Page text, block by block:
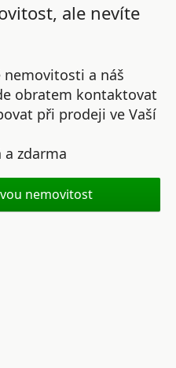
ale nevíte
a náš
obratem kontaktovat
při prodeji ve Vaší
a zdarma
nemovitost